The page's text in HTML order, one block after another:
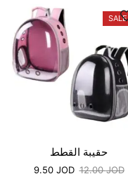
SALE
حقيبة القطط
12.00JOD
9.50 JOD